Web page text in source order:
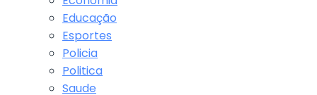
Educação
Esportes
Policia
Politica
Saude